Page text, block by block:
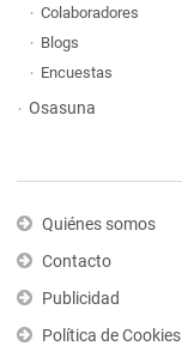
Colaboradores
Blogs
Encuestas
Osasuna
Quiénes somos
Contacto
Publicidad
Política de Cookies